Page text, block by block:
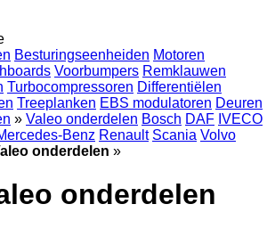
Besturingseenheiden Motoren
Voorbumpers Remklauwen
Turbocompressoren Differentiëlen
Treeplanken EBS modulatoren Deuren
» Valeo onderdelen Bosch DAF IVECO
Benz Renault Scania Volvo
onderdelen »
onderdelen